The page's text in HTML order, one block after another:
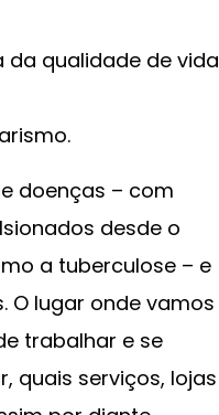
qualidade de vida
doenças – com
desde o
a tuberculose – e
O lugar onde vamos
trabalhar e se
quais serviços, lojas